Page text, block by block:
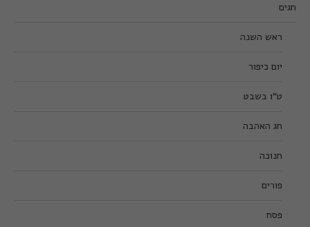
חגים
ראש השנה
יום כיפור
ט”ו בשבט
חג האהבה
חנוכה
פורים
פסח